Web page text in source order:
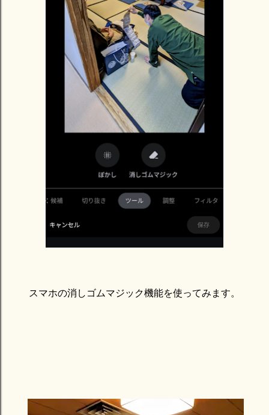
スマホの消しゴムマジック機能を使ってみます。